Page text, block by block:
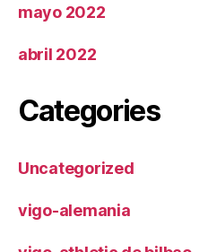
mayo 2022
abril 2022
Categories
Uncategorized
vigo-alemania